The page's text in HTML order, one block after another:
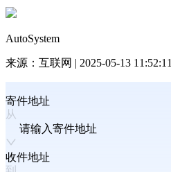
AutoSystem
来源： 互联网 | 2025-05-13 11:52:11
寄件地址
请输入寄件地址
收件地址